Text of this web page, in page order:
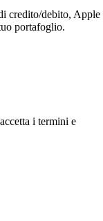
credito/debito, Apple
portafoglio.
i termini e